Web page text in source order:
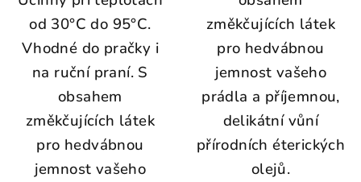
od 30°C do 95°C.
Vhodné do pračky i
na ruční praní. S
obsahem
změkčujících látek
pro hedvábnou
jemnost vašeho
změkčujících látek
pro hedvábnou
jemnost vašeho
prádla a příjemnou,
delikátní vůní
přírodních éterických
olejů.